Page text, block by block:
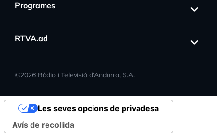
Programes
RTVA.ad
©2026 Ràdio i Televisió d’Andorra, S.A.
Avís de recollida
Les seves opcions de privadesa